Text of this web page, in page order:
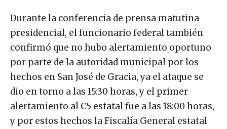
Durante la conferencia de prensa matutina
presidencial, el funcionario federal también
confirmó que no hubo alertamiento oportuno
por parte de la autoridad municipal por los
hechos en San José de Gracia, ya el ataque se
dio en torno a las 15:30 horas, y el primer
alertamiento al C5 estatal fue a las 18:00 horas,
y por estos hechos la Fiscalía General estatal